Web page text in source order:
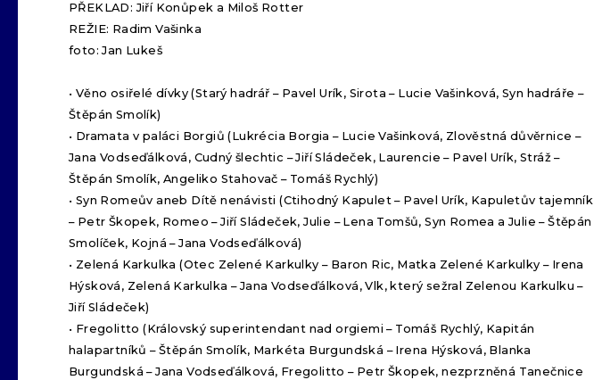
PŘEKLAD: Jiří Konůpek a Miloš Rotter
REŽIE: Radim Vašinka
foto: Jan Lukeš
• Věno osiřelé dívky (Starý hadrář – Pavel Urík, Sirota – Lucie Vašinková, Syn hadráře –
Štěpán Smolík)
• Dramata v paláci Borgiů (Lukrécia Borgia – Lucie Vašinková, Zlověstná důvěrnice –
Jana Vodseďálková, Cudný šlechtic – Jiří Sládeček, Laurencie – Pavel Urík, Stráž –
Štěpán Smolík, Angeliko Stahovač – Tomáš Rychlý)
• Syn Romeův aneb Dítě nenávisti (Ctihodný Kapulet – Pavel Urík, Kapuletův tajemník
– Petr Škopek, Romeo – Jiří Sládeček, Julie – Lena Tomšů, Syn Romea a Julie – Štěpán
Smolíček, Kojná – Jana Vodseďálková)
• Zelená Karkulka (Otec Zelené Karkulky – Baron Ric, Matka Zelené Karkulky – Irena
Hýsková, Zelená Karkulka – Jana Vodseďálková, Vlk, který sežral Zelenou Karkulku –
Jiří Sládeček)
• Fregolitto (Královský superintendant nad orgiemi – Tomáš Rychlý, Kapitán
halapartníků – Štěpán Smolík, Markéta Burgundská – Irena Hýsková, Blanka
Burgundská – Jana Vodseďálková, Fregolitto – Petr Škopek, nezprzněná Tanečnice